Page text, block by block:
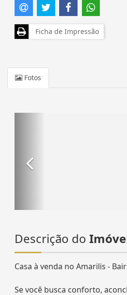
Ficha de Impressão
Fotos
Descrição do
Casa à venda no Amarilis -
Se você busca conforto,